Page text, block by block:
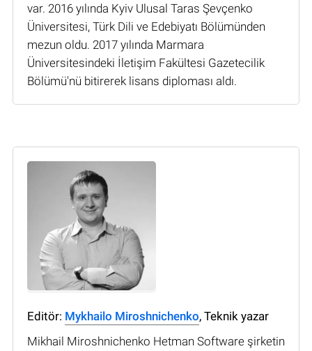
var. 2016 yılında Kyiv Ulusal Taras Şevçenko
Üniversitesi, Türk Dili ve Edebiyatı Bölümünden
mezun oldu. 2017 yılında Marmara
Üniversitesindeki İletişim Fakültesi Gazetecilik
Bölümü'nü bitirerek lisans diploması aldı.
Editör: Mykhailo Miroshnichenko, Teknik yazar
Mikhail Miroshnichenko Hetman Software şirketin